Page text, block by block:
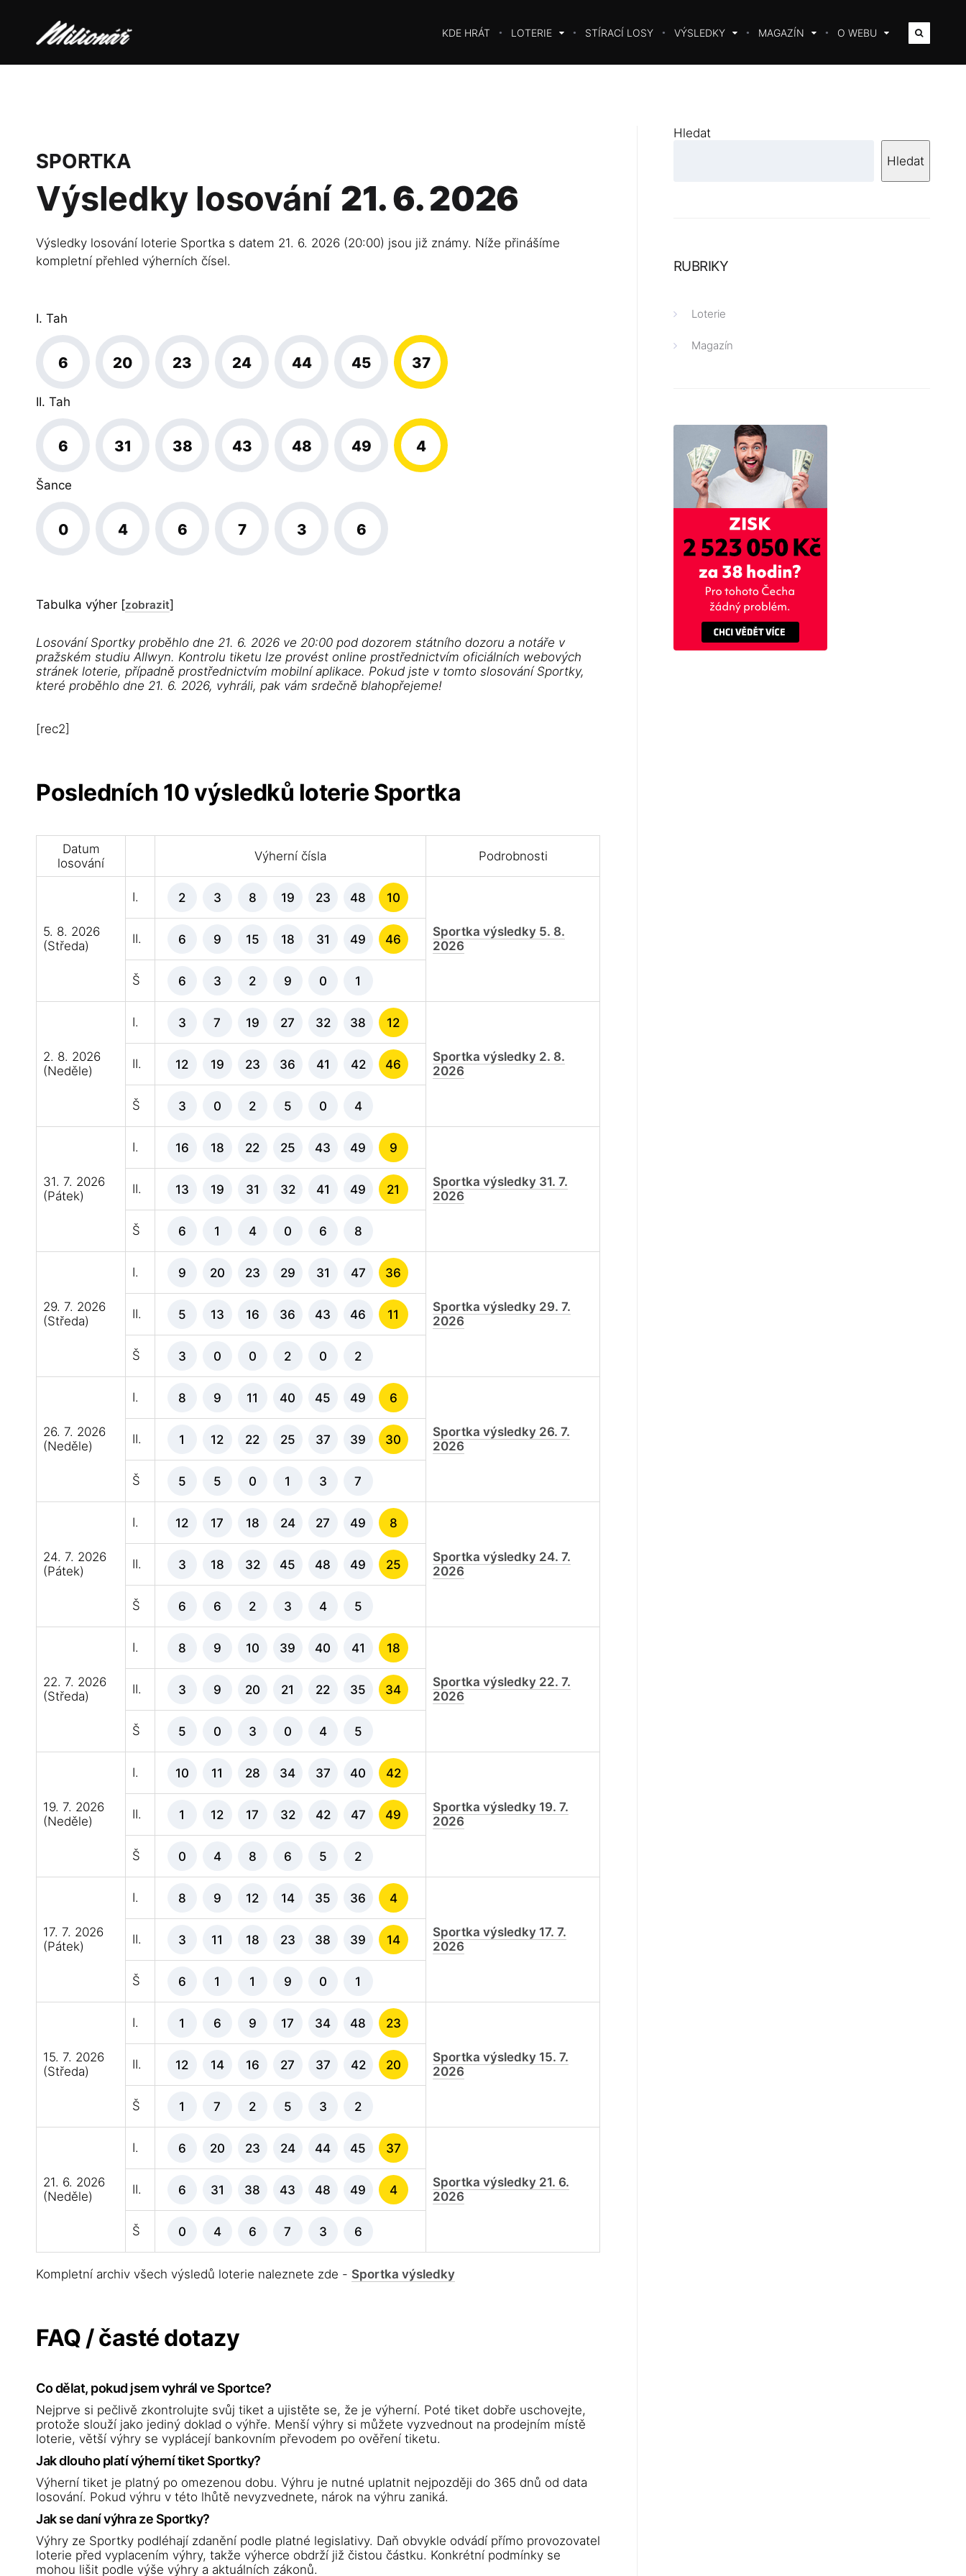
KDE HRÁT LOTERIE STÍRACÍ LOSY VÝSLEDKY MAGAZÍN O WEBU
SPORTKA
Výsledky losování 21. 6. 2026
Výsledky losování loterie Sportka s datem 21. 6. 2026 (20:00) jsou již známy. Níže přinášíme
kompletní přehled výherních čísel.
I. Tah
6 20 23 24 44 45 37
II. Tah
6 31 38 43 48 49 4
Šance
0 4 6 7 3 6
Tabulka výher [zobrazit]
Losování Sportky proběhlo dne 21. 6. 2026 ve 20:00 pod dozorem státního dozoru a notáře v
pražském studiu Allwyn. Kontrolu tiketu lze provést online prostřednictvím oficiálních webových
stránek loterie, případně prostřednictvím mobilní aplikace. Pokud jste v tomto slosování Sportky,
které proběhlo dne 21. 6. 2026, vyhráli, pak vám srdečně blahopřejeme!
[rec2]
Posledních 10 výsledků loterie Sportka
Datum
losování
Výherní čísla Podrobnosti
5. 8. 2026
(Středa)
I. 2 3 8 19 23 48 10
Sportka výsledky 5. 8.
2026
II. 6 9 15 18 31 49 46
Š 6 3 2 9 0 1
2. 8. 2026
(Neděle)
I. 3 7 19 27 32 38 12
Sportka výsledky 2. 8.
2026
II. 12 19 23 36 41 42 46
Š 3 0 2 5 0 4
31. 7. 2026
(Pátek)
I. 16 18 22 25 43 49 9
Sportka výsledky 31. 7.
2026
II. 13 19 31 32 41 49 21
Š 6 1 4 0 6 8
29. 7. 2026
(Středa)
I. 9 20 23 29 31 47 36
Sportka výsledky 29. 7.
2026
II. 5 13 16 36 43 46 11
Š 3 0 0 2 0 2
26. 7. 2026
(Neděle)
I. 8 9 11 40 45 49 6
Sportka výsledky 26. 7.
2026
II. 1 12 22 25 37 39 30
Š 5 5 0 1 3 7
24. 7. 2026
(Pátek)
I. 12 17 18 24 27 49 8
Sportka výsledky 24. 7.
2026
II. 3 18 32 45 48 49 25
Š 6 6 2 3 4 5
22. 7. 2026
(Středa)
I. 8 9 10 39 40 41 18
Sportka výsledky 22. 7.
2026
II. 3 9 20 21 22 35 34
Š 5 0 3 0 4 5
19. 7. 2026
(Neděle)
I. 10 11 28 34 37 40 42
Sportka výsledky 19. 7.
2026
II. 1 12 17 32 42 47 49
Š 0 4 8 6 5 2
17. 7. 2026
(Pátek)
I. 8 9 12 14 35 36 4
Sportka výsledky 17. 7.
2026
II. 3 11 18 23 38 39 14
Š 6 1 1 9 0 1
15. 7. 2026
(Středa)
I. 1 6 9 17 34 48 23
Sportka výsledky 15. 7.
2026
II. 12 14 16 27 37 42 20
Š 1 7 2 5 3 2
21. 6. 2026
(Neděle)
I. 6 20 23 24 44 45 37
Sportka výsledky 21. 6.
2026
II. 6 31 38 43 48 49 4
Š 0 4 6 7 3 6
Kompletní archiv všech výsledů loterie naleznete zde - Sportka výsledky
FAQ / časté dotazy
Co dělat, pokud jsem vyhrál ve Sportce?
Nejprve si pečlivě zkontrolujte svůj tiket a ujistěte se, že je výherní. Poté tiket dobře uschovejte,
protože slouží jako jediný doklad o výhře. Menší výhry si můžete vyzvednout na prodejním místě
loterie, větší výhry se vyplácejí bankovním převodem po ověření tiketu.
Jak dlouho platí výherní tiket Sportky?
Výherní tiket je platný po omezenou dobu. Výhru je nutné uplatnit nejpozději do 365 dnů od data
losování. Pokud výhru v této lhůtě nevyzvednete, nárok na výhru zaniká.
Jak se daní výhra ze Sportky?
Výhry ze Sportky podléhají zdanění podle platné legislativy. Daň obvykle odvádí přímo provozovatel
loterie před vyplacením výhry, takže výherce obdrží již čistou částku. Konkrétní podmínky se
mohou lišit podle výše výhry a aktuálních zákonů.
Hledat
Hledat
RUBRIKY
Loterie
Magazín